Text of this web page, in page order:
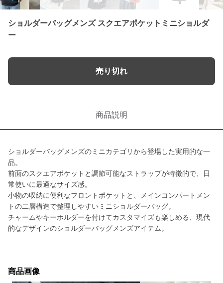
ショルダーバッグメンズ スクエアポケットミニショルダ
ー
売り切れ
商品説明
ショルダーバッグメンズのミニカテゴリから登場した実用的な一
品。
前面のスクエアポケットと調節可能なストラップが特徴的で、日
常使いに最適なサイズ感。
小物の収納に便利なフロントポケットと、メインコンパートメン
トの二層構造で整理しやすいミニショルダーバッグ。
チャームやキーホルダーを付けてカスタマイズも楽しめる、現代
的なデザインのショルダーバッグメンズアイテム。
商品画像